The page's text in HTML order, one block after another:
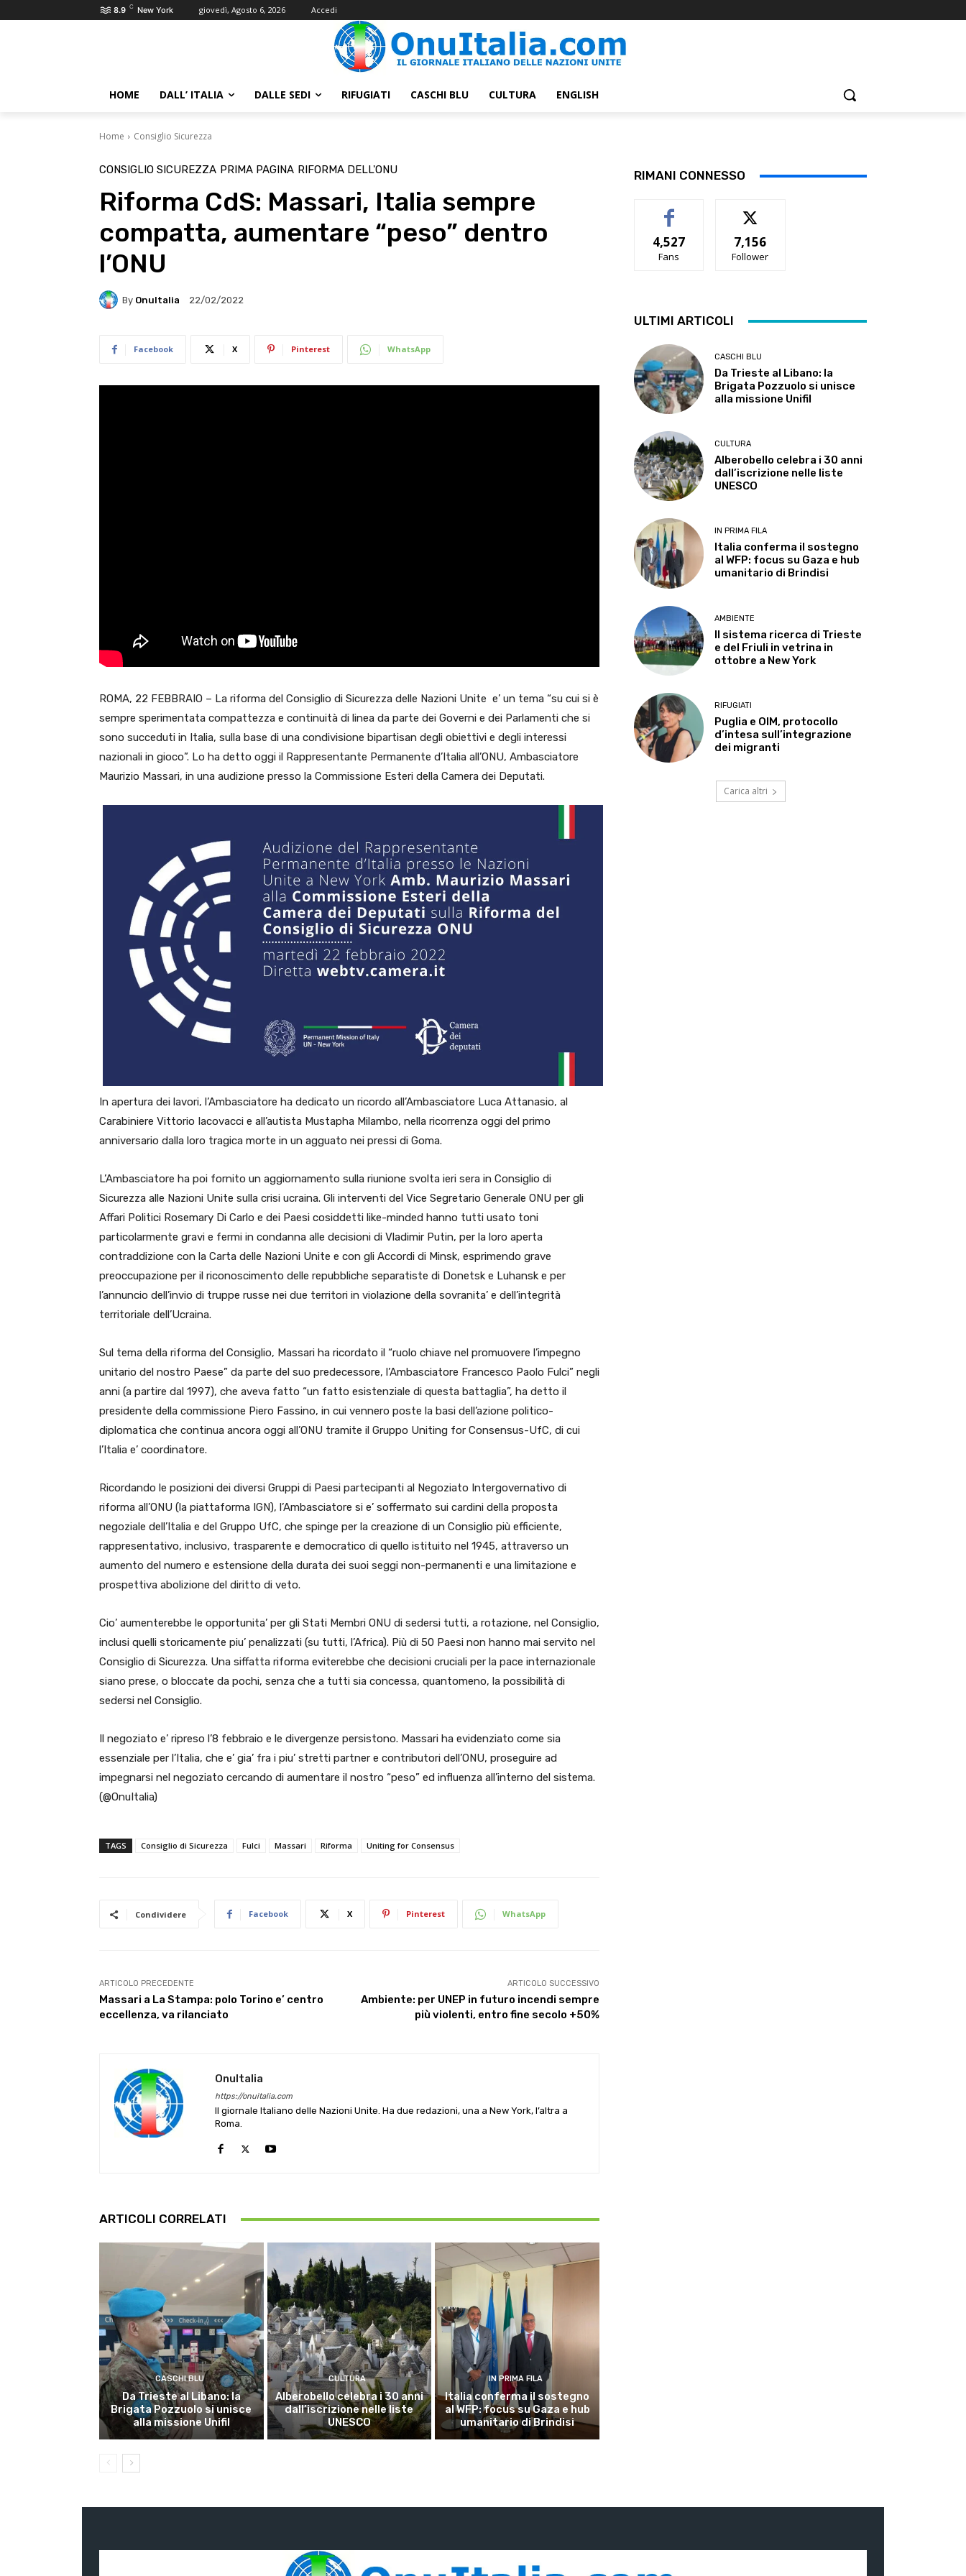
8.9 C New York giovedì, Agosto 6, 2026 Accedi
HOME DALL’ ITALIA DALLE SEDI RIFUGIATI CASCHI BLU CULTURA ENGLISH
Home Consiglio Sicurezza
CONSIGLIO SICUREZZA PRIMA PAGINA RIFORMA DELL'ONU
Riforma CdS: Massari, Italia sempre
compatta, aumentare “peso” dentro
l’ONU
By OnuItalia 22/02/2022
Facebook X Pinterest WhatsApp
ROMA, 22 FEBBRAIO – La riforma del Consiglio di Sicurezza delle Nazioni Unite e’ un tema “su cui si è
sempre sperimentata compattezza e continuità di linea da parte dei Governi e dei Parlamenti che si
sono succeduti in Italia, sulla base di una condivisione bipartisan degli obiettivi e degli interessi
nazionali in gioco”. Lo ha detto oggi il Rappresentante Permanente d’Italia all’ONU, Ambasciatore
Maurizio Massari, in una audizione presso la Commissione Esteri della Camera dei Deputati.
In apertura dei lavori, l’Ambasciatore ha dedicato un ricordo all’Ambasciatore Luca Attanasio, al
Carabiniere Vittorio Iacovacci e all’autista Mustapha Milambo, nella ricorrenza oggi del primo
anniversario dalla loro tragica morte in un agguato nei pressi di Goma.
L’Ambasciatore ha poi fornito un aggiornamento sulla riunione svolta ieri sera in Consiglio di
Sicurezza alle Nazioni Unite sulla crisi ucraina. Gli interventi del Vice Segretario Generale ONU per gli
Affari Politici Rosemary Di Carlo e dei Paesi cosiddetti like-minded hanno tutti usato toni
particolarmente gravi e fermi in condanna alle decisioni di Vladimir Putin, per la loro aperta
contraddizione con la Carta delle Nazioni Unite e con gli Accordi di Minsk, esprimendo grave
preoccupazione per il riconoscimento delle repubbliche separatiste di Donetsk e Luhansk e per
l’annuncio dell’invio di truppe russe nei due territori in violazione della sovranita’ e dell’integrità
territoriale dell’Ucraina.
Sul tema della riforma del Consiglio, Massari ha ricordato il “ruolo chiave nel promuovere l’impegno
unitario del nostro Paese” da parte del suo predecessore, l’Ambasciatore Francesco Paolo Fulci” negli
anni (a partire dal 1997), che aveva fatto “un fatto esistenziale di questa battaglia”, ha detto il
presidente della commissione Piero Fassino, in cui vennero poste la basi dell’azione politico-
diplomatica che continua ancora oggi all’ONU tramite il Gruppo Uniting for Consensus-UfC, di cui
l’Italia e’ coordinatore.
Ricordando le posizioni dei diversi Gruppi di Paesi partecipanti al Negoziato Intergovernativo di
riforma all’ONU (la piattaforma IGN), l’Ambasciatore si e’ soffermato sui cardini della proposta
negoziale dell’Italia e del Gruppo UfC, che spinge per la creazione di un Consiglio più efficiente,
rappresentativo, inclusivo, trasparente e democratico di quello istituito nel 1945, attraverso un
aumento del numero e estensione della durata dei suoi seggi non-permanenti e una limitazione e
prospettiva abolizione del diritto di veto.
Cio’ aumenterebbe le opportunita’ per gli Stati Membri ONU di sedersi tutti, a rotazione, nel Consiglio,
inclusi quelli storicamente piu’ penalizzati (su tutti, l’Africa). Più di 50 Paesi non hanno mai servito nel
Consiglio di Sicurezza. Una siffatta riforma eviterebbe che decisioni cruciali per la pace internazionale
siano prese, o bloccate da pochi, senza che a tutti sia concessa, quantomeno, la possibilità di
sedersi nel Consiglio.
Il negoziato e’ ripreso l’8 febbraio e le divergenze persistono. Massari ha evidenziato come sia
essenziale per l’Italia, che e’ gia’ fra i piu’ stretti partner e contributori dell’ONU, proseguire ad
impegnarsi nel negoziato cercando di aumentare il nostro “peso” ed influenza all’interno del sistema.
(@OnuItalia)
TAGS Consiglio di Sicurezza Fulci Massari Riforma Uniting for Consensus
Condividere Facebook X Pinterest WhatsApp
ARTICOLO PRECEDENTE
Massari a La Stampa: polo Torino e’ centro
eccellenza, va rilanciato
ARTICOLO SUCCESSIVO
Ambiente: per UNEP in futuro incendi sempre
più violenti, entro fine secolo +50%
OnuItalia
https://onuitalia.com
Il giornale Italiano delle Nazioni Unite. Ha due redazioni, una a New York, l’altra a
Roma.
ARTICOLI CORRELATI
CASCHI BLU
Da Trieste al Libano: la
Brigata Pozzuolo si unisce
alla missione Unifil
CULTURA
Alberobello celebra i 30 anni
dall’iscrizione nelle liste
UNESCO
IN PRIMA FILA
Italia conferma il sostegno
al WFP: focus su Gaza e hub
umanitario di Brindisi
RIMANI CONNESSO
4,527
Fans
7,156
Follower
ULTIMI ARTICOLI
CASCHI BLU
Da Trieste al Libano: la
Brigata Pozzuolo si unisce
alla missione Unifil
CULTURA
Alberobello celebra i 30 anni
dall’iscrizione nelle liste
UNESCO
IN PRIMA FILA
Italia conferma il sostegno
al WFP: focus su Gaza e hub
umanitario di Brindisi
AMBIENTE
Il sistema ricerca di Trieste
e del Friuli in vetrina in
ottobre a New York
RIFUGIATI
Puglia e OIM, protocollo
d’intesa sull’integrazione
dei migranti
Carica altri